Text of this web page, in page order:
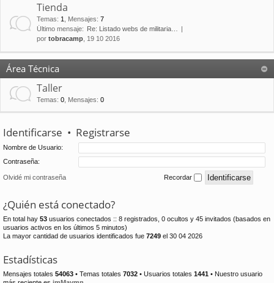
Tienda
Temas: 1 Mensajes: 7
Último mensaje:
Re: Listado webs de militaria…
por tobracamp , 19 10 2016
Área Técnica
Taller
Temas: 0 Mensajes: 0
Identificarse • Registrarse
Nombre de Usuario:
Contraseña:
Olvidé mi contraseña Recordar
¿Quién está conectado?
En total hay 53 usuarios conectados :: 8 registrados, 0 ocultos y 45 invitados (basados en
usuarios activos en los últimos 5 minutos)
La mayor cantidad de usuarios identificados fue 7249 el 30 04 2026
Estadísticas
Mensajes totales 54063 • Temas totales 7032 • Usuarios totales 1441 • Nuestro usuario